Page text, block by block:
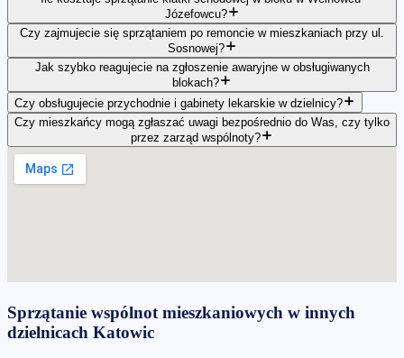
Józefowcu?
Czy zajmujecie się sprzątaniem po remoncie w mieszkaniach przy ul.
Sosnowej?
Jak szybko reagujecie na zgłoszenie awaryjne w obsługiwanych
blokach?
Czy obsługujecie przychodnie i gabinety lekarskie w dzielnicy?
Czy mieszkańcy mogą zgłaszać uwagi bezpośrednio do Was, czy tylko
przez zarząd wspólnoty?
Sprzątanie wspólnot mieszkaniowych w innych
dzielnicach Katowic